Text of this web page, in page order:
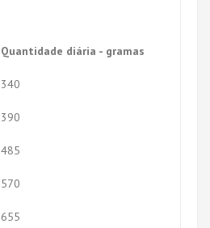
Quantidade diária - gramas
340
390
485
570
655